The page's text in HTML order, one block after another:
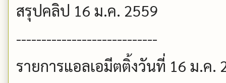
สรุปคลิป 16 ม.ค. 2559
----------------------------
รายการแอลเอมีตติ้งวันที่ 16 ม.ค